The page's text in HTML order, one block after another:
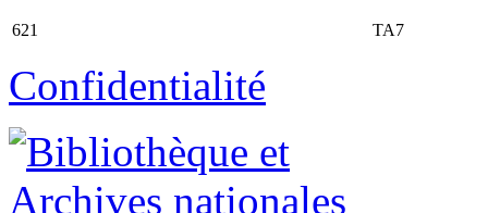
621 TA7
Confidentialité